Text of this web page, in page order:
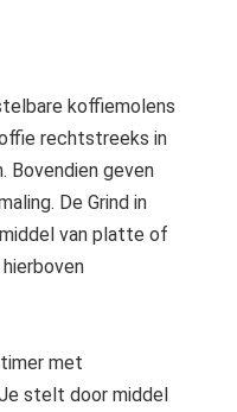
koffiemolens
rechtstreeks in
Bovendien geven
De Grind in
van platte of
met
stelt door middel